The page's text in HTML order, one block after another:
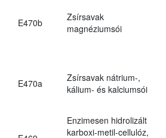
E470b
Zsírsavak
magnéziumsói
E470a
Zsírsavak nátrium-,
kálium- és kalciumsói
Enzimesen hidrolizált
karboxi-metil-cellulóz,